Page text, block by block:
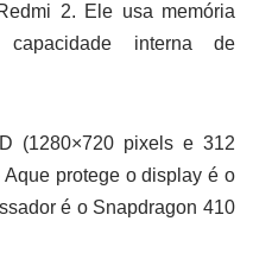
2. Ele usa memória
interna de
(1280×720 pixels e 312
protege o display é o
é o Snapdragon 410